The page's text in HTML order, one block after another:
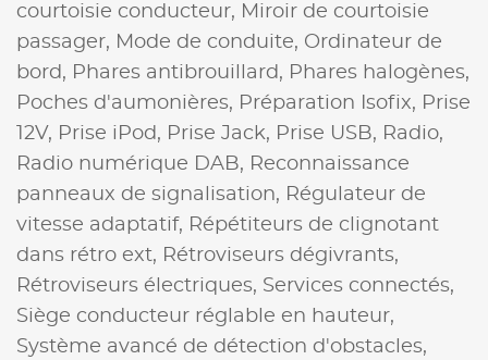
courtoisie conducteur, Miroir de courtoisie
passager, Mode de conduite, Ordinateur de
bord, Phares antibrouillard, Phares halogènes,
Poches d'aumonières, Préparation Isofix, Prise
12V, Prise iPod, Prise Jack, Prise USB, Radio,
Radio numérique DAB, Reconnaissance
panneaux de signalisation, Régulateur de
vitesse adaptatif, Répétiteurs de clignotant
dans rétro ext, Rétroviseurs dégivrants,
Rétroviseurs électriques, Services connectés,
Siège conducteur réglable en hauteur,
Système avancé de détection d'obstacles,